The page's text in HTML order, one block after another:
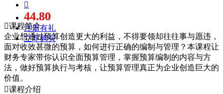

44.80
注册有礼
立即购买
课程简介
企业想通过预算创造更大的利益，不得要领却往往事与愿违，
面对收效甚微的预算，如何进行正确的编制与管理？本课程让
财务专家带你认识全面预算管理，掌握预算编制的内容与方
法，做好预算执行与考核，让预算管理真正为企业创造巨大的
价值。
课程介绍